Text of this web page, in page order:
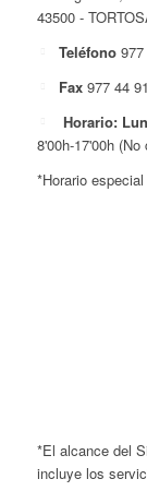
43500 -
Teléfono
Fax 977 44
Horario:
8'00h-17'00h
*Horario
*El alcance del
incluye los